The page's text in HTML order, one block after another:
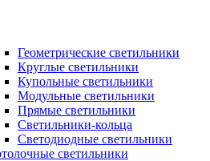
Геометрические светильники
Круглые светильники
Купольные светильники
Модульные светильники
Прямые светильники
Светильники-кольца
Светодиодные светильники
светильники